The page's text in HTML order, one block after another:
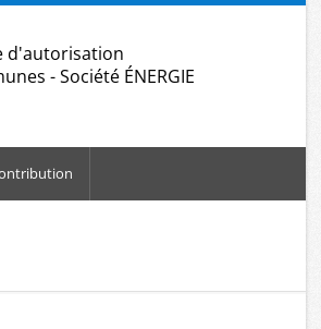
d'autorisation
- Société ÉNERGIE